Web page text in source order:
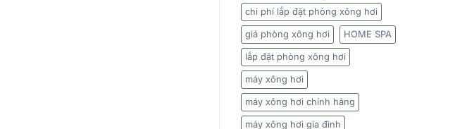
chi phí lắp đặt phòng xông hơi
giá phòng xông hơi HOME SPA
lắp đặt phòng xông hơi
máy xông hơi
máy xông hơi chính hãng
máy xông hơi gia đình